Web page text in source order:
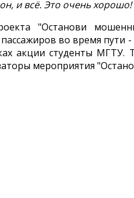
и всё. Это очень
"Останови
во время пути -
акции студенты МГТУ.
мероприятия